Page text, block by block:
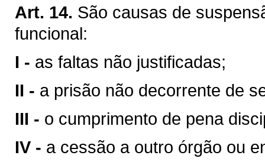
Art. 14. São causas de
funcional:
I - as faltas não justificadas;
II - a prisão não decorrente de
III - o cumprimento de pena
IV - a cessão a outro órgão ou